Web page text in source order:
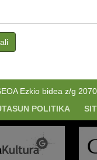
Ezkio bidea z/g
POLITIKA